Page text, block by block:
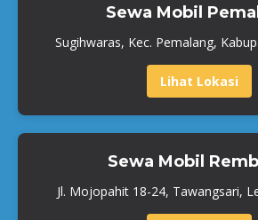
Sewa Mobil
Sugihwaras, Kec. Pemalang,
Lihat Lokasi
Sewa Mobil
Jl. Mojopahit 18-24, Tawangsari,